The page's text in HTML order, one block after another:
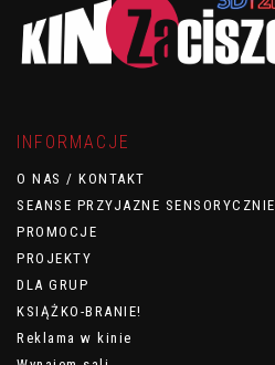
INFORMACJE
O NAS / KONTAKT
SEANSE PRZYJAZNE SENSORYCZNIE
PROMOCJE
PROJEKTY
DLA GRUP
KSIĄŻKO-BRANIE!
Reklama w kinie